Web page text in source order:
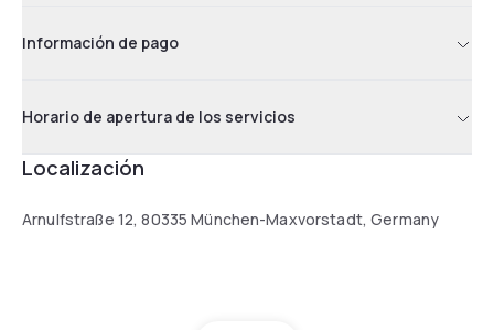
Información de pago
Horario de apertura de los servicios
Localización
Arnulfstraße 12, 80335 München-Maxvorstadt, Germany